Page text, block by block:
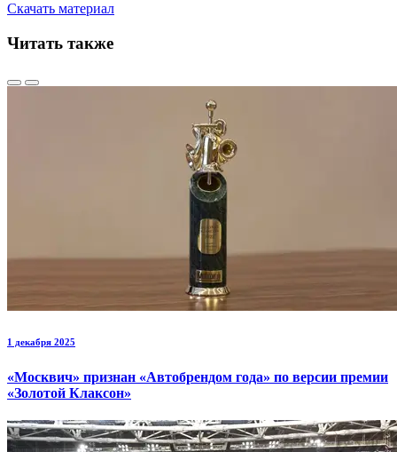
Скачать материал
Читать также
1 декабря 2025
«Москвич» признан «Автобрендом года» по версии премии
«Золотой Клаксон»